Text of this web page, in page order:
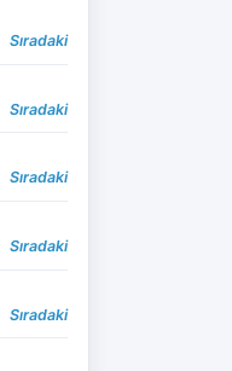
Sıradaki
Sıradaki
Sıradaki
Sıradaki
Sıradaki